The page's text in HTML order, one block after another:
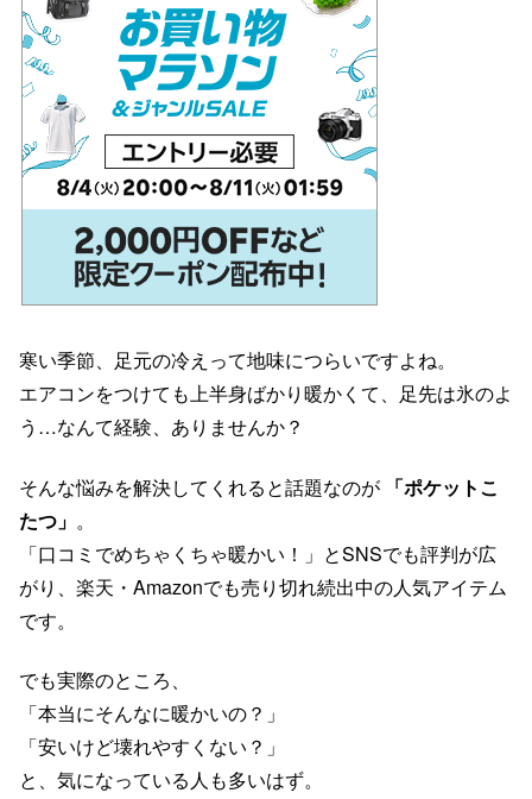
寒い季節、足元の冷えって地味につらいですよね。
エアコンをつけても上半身ばかり暖かくて、足先は氷のよ
う…なんて経験、ありませんか？
そんな悩みを解決してくれると話題なのが 「ポケットこ
たつ」 。
「口コミでめちゃくちゃ暖かい！」とSNSでも評判が広
がり、楽天・Amazonでも売り切れ続出中の人気アイテム
です。
でも実際のところ、
「本当にそんなに暖かいの？」
「安いけど壊れやすくない？」
と、気になっている人も多いはず。